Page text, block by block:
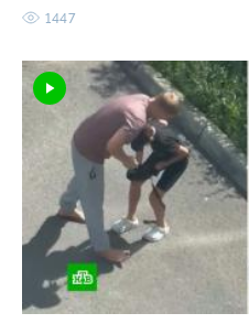
1447